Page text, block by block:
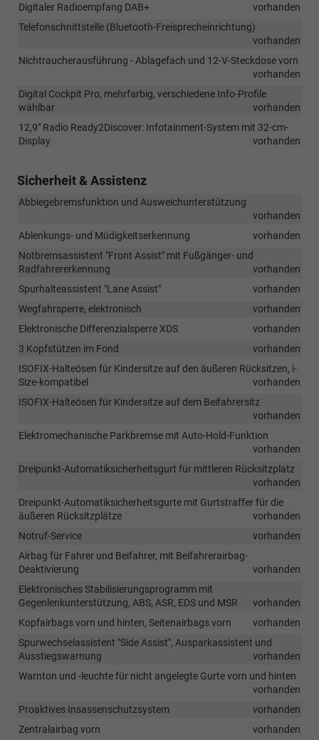
Digitaler Radioempfang DAB+
vorhanden
Telefonschnittstelle (Bluetooth-Freisprecheinrichtung)
vorhanden
Nichtraucherausführung - Ablagefach und 12-V-Steckdose vorn
vorhanden
Digital Cockpit Pro, mehrfarbig, verschiedene Info-Profile
wählbar
vorhanden
12,9" Radio Ready2Discover: Infotainment-System mit 32-cm-
Display
vorhanden
Sicherheit & Assistenz
Abbiegebremsfunktion und Ausweichunterstützung
vorhanden
Ablenkungs- und Müdigkeitserkennung
vorhanden
Notbremsassistent "Front Assist" mit Fußgänger- und
Radfahrererkennung
vorhanden
Spurhalteassistent "Lane Assist"
vorhanden
Wegfahrsperre, elektronisch
vorhanden
Elektronische Differenzialsperre XDS
vorhanden
3 Kopfstützen im Fond
vorhanden
ISOFIX-Halteösen für Kindersitze auf den äußeren Rücksitzen, i-
Size-kompatibel
vorhanden
ISOFIX-Halteösen für Kindersitze auf dem Beifahrersitz
vorhanden
Elektromechanische Parkbremse mit Auto-Hold-Funktion
vorhanden
Dreipunkt-Automatiksicherheitsgurt für mittleren Rücksitzplatz
vorhanden
Dreipunkt-Automatiksicherheitsgurte mit Gurtstraffer für die
äußeren Rücksitzplätze
vorhanden
Notruf-Service
vorhanden
Airbag für Fahrer und Beifahrer, mit Beifahrerairbag-
Deaktivierung
vorhanden
Elektronisches Stabilisierungsprogramm mit
Gegenlenkunterstützung, ABS, ASR, EDS und MSR
vorhanden
Kopfairbags vorn und hinten, Seitenairbags vorn
vorhanden
Spurwechselassistent "Side Assist", Ausparkassistent und
Ausstiegswarnung
vorhanden
Warnton und -leuchte für nicht angelegte Gurte vorn und hinten
vorhanden
Proaktives Insassenschutzsystem
vorhanden
Zentralairbag vorn
vorhanden